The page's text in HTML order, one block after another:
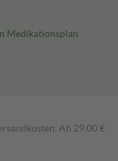
Medikationsplan
Ab 29,00 €